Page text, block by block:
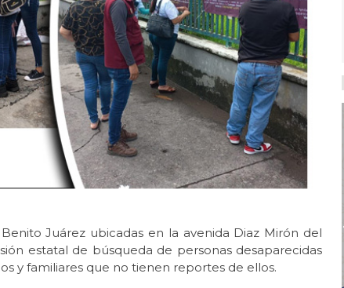
Juárez ubicadas en la avenida Diaz Mirón del
estatal de búsqueda de personas desaparecidas
y familiares que no tienen reportes de ellos.